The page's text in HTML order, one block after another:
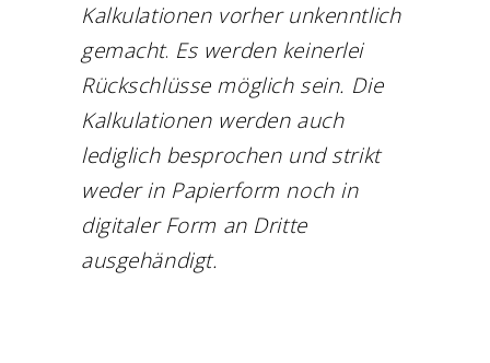
Kalkulationen vorher unkenntlich
gemacht. Es werden keinerlei
Rückschlüsse möglich sein. Die
Kalkulationen werden auch
lediglich besprochen und strikt
weder in Papierform noch in
digitaler Form an Dritte
ausgehändigt.